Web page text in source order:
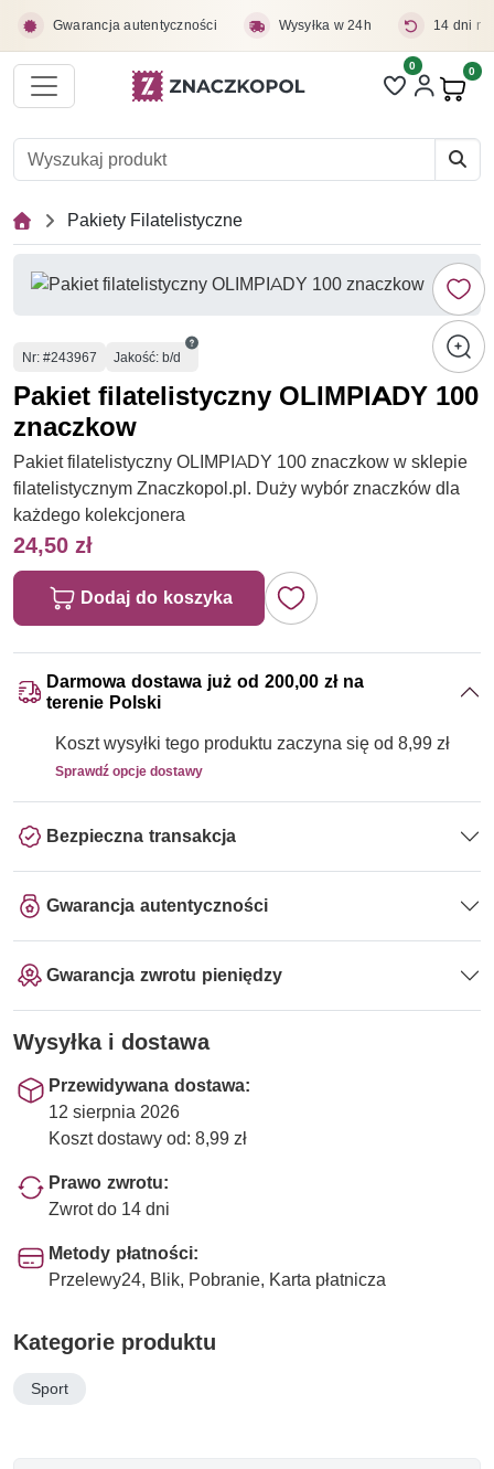
Gwarancja autentyczności Wysyłka w 24h 14 dni
Liczba pozycji
0 0
Pakiety Filatelistyczne
Numer
Nr: #243967 Jakość: b/d
Pakiet filatelistyczny OLIMPIADY 100
znaczkow
Pakiet filatelistyczny OLIMPIADY 100 znaczkow w sklepie
filatelistycznym Znaczkopol.pl. Duży wybór znaczków dla
każdego kolekcjonera
24,50 zł
Dodaj do koszyka
Darmowa dostawa już od 200,00 zł na
terenie Polski
Koszt wysyłki tego produktu zaczyna się od 8,99 zł
Sprawdź opcje dostawy
Bezpieczna transakcja
Gwarancja autentyczności
Gwarancja zwrotu pieniędzy
Wysyłka i dostawa
Przewidywana dostawa:
12 sierpnia 2026
Koszt dostawy od: 8,99 zł
Prawo zwrotu:
Zwrot do 14 dni
Metody płatności:
Przelewy24, Blik, Pobranie, Karta płatnicza
Kategorie produktu
Sport